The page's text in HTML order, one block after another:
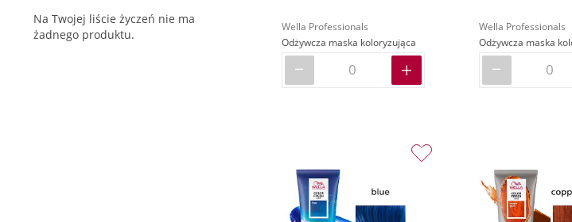
Wella Professionals
Odżywcza maska koloryzująca
Wella Professionals
Odżywcza maska
Na Twojej liście życzeń nie ma
żadnego produktu.